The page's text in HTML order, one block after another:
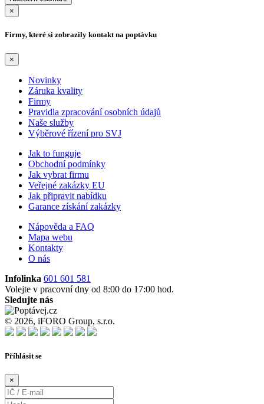
×
Firmy, které si zobrazily kontakt na poptávku
×
Novinky
Záruka kvality
Firmy
Pravidla zpracování osobních údajů
Naše služby
Výběrové řízení pro SVJ
Jak to funguje
Obchodní podmínky
Jak vybrat firmu
Veřejné zakázky EU
Jak připravit nabídku
Garance získání zakázky
Nápověda a FAQ
Mapa webu
Kontakty
O nás
Infolinka 601 601 581
Volejte v pracovní dny od 8:00 do 17:00 hod.
Sledujte nás
© 2026, iFORO Group, s.r.o.
Příhlásit se
×